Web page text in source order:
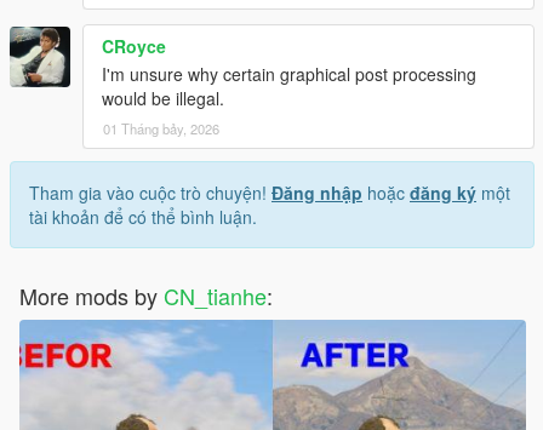
CRoyce
I'm unsure why certain graphical post processing
would be illegal.
01 Tháng bảy, 2026
Tham gia vào cuộc trò chuyện! Đăng nhập hoặc đăng ký một
tài khoản để có thể bình luận.
More mods by CN_tianhe: